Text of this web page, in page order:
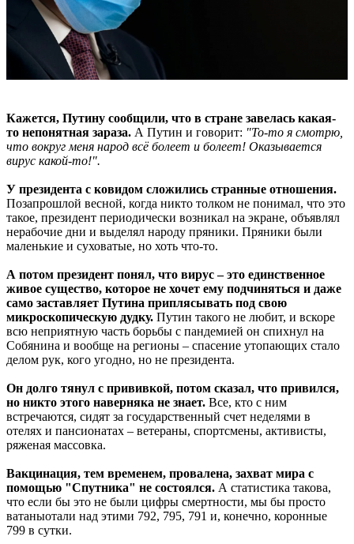
Кажется, Путину сообщили, что в стране завелась какая-
то непонятная зараза. А Путин и говорит: "То-то я смотрю,
что вокруг меня народ всё болеет и болеет! Оказывается
вирус какой-то!".
У президента с ковидом сложились странные отношения.
Позапрошлой весной, когда никто толком не понимал, что это
такое, президент периодически возникал на экране, объявлял
нерабочие дни и выделял народу пряники. Пряники были
маленькие и суховатые, но хоть что-то.
А потом президент понял, что вирус – это единственное
живое существо, которое не хочет ему подчиняться и даже
само заставляет Путина приплясывать под свою
микроскопическую дудку. Путин такого не любит, и вскоре
всю неприятную часть борьбы с пандемией он спихнул на
Собянина и вообще на регионы – спасение утопающих стало
делом рук, кого угодно, но не президента.
Он долго тянул с прививкой, потом сказал, что привился,
но никто этого наверняка не знает. Все, кто с ним
встречаются, сидят за государственный счет неделями в
отелях и пансионатах – ветераны, спортсмены, активисты,
ряженая массовка.
Вакцинация, тем временем, провалена, захват мира с
помощью "Спутника" не состоялся. А статистика такова,
что если бы это не были цифры смертности, мы бы просто
вaтаныотали над этими 792, 795, 791 и, конечно, коронные
799 в сутки.